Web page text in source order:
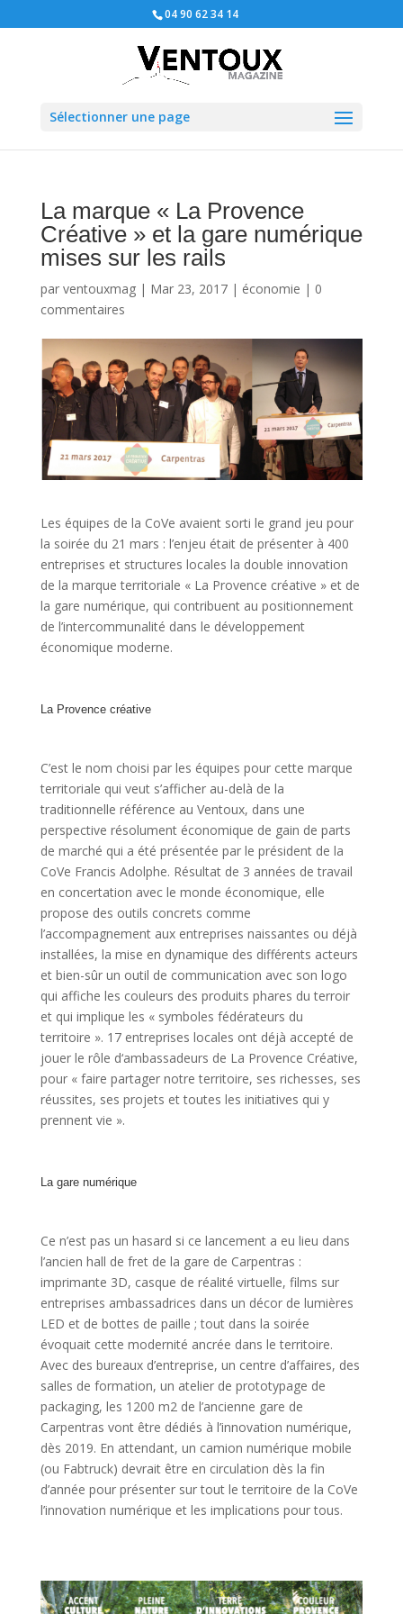
04 90 62 34 14
Sélectionner une page
La marque « La Provence
Créative » et la gare numérique
mises sur les rails
par ventouxmag| Mar 23, 2017| économie | 0
commentaires
Les équipes de la CoVe avaient sorti le grand jeu pour
la soirée du 21 mars : l’enjeu était de présenter à 400
entreprises et structures locales la double innovation
de la marque territoriale « La Provence créative » et de
la gare numérique, qui contribuent au positionnement
de l’intercommunalité dans le développement
économique moderne.
La Provence créative
C’est le nom choisi par les équipes pour cette marque
territoriale qui veut s’afficher au-delà de la
traditionnelle référence au Ventoux, dans une
perspective résolument économique de gain de parts
de marché qui a été présentée par le président de la
CoVe Francis Adolphe. Résultat de 3 années de travail
en concertation avec le monde économique, elle
propose des outils concrets comme
l’accompagnement aux entreprises naissantes ou déjà
installées, la mise en dynamique des différents acteurs
et bien-sûr un outil de communication avec son logo
qui affiche les couleurs des produits phares du terroir
et qui implique les « symboles fédérateurs du
territoire ». 17 entreprises locales ont déjà accepté de
jouer le rôle d‘ambassadeurs de La Provence Créative,
pour « faire partager notre territoire, ses richesses, ses
réussites, ses projets et toutes les initiatives qui y
prennent vie ».
La gare numérique
Ce n’est pas un hasard si ce lancement a eu lieu dans
l’ancien hall de fret de la gare de Carpentras :
imprimante 3D, casque de réalité virtuelle, films sur
entreprises ambassadrices dans un décor de lumières
LED et de bottes de paille ; tout dans la soirée
évoquait cette modernité ancrée dans le territoire.
Avec des bureaux d’entreprise, un centre d’affaires, des
salles de formation, un atelier de prototypage de
packaging, les 1200 m2 de l’ancienne gare de
Carpentras vont être dédiés à l’innovation numérique,
dès 2019. En attendant, un camion numérique mobile
(ou Fabtruck) devrait être en circulation dès la fin
d’année pour présenter sur tout le territoire de la CoVe
l’innovation numérique et les implications pour tous.